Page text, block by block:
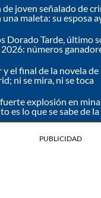
de joven señalado de
una maleta: su esposa
Dorado Tarde, último
números
y el final de la novela
ni se mira, ni se toca
explosión en
es lo que se sabe de
PUBLICIDAD